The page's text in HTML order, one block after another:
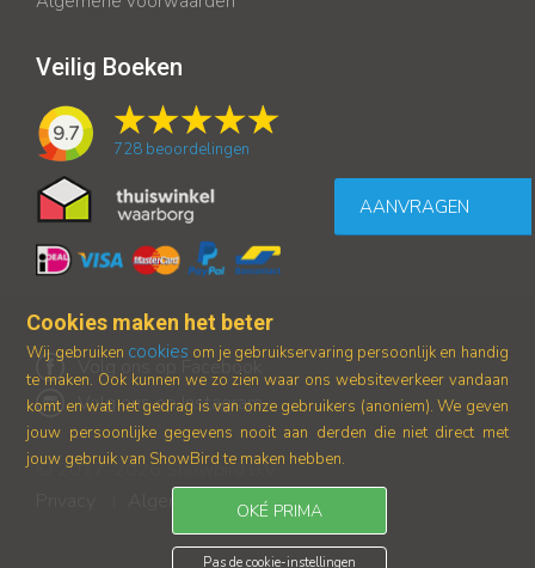
AANVRAGEN
Veilig Boeken
9.7
728 beoordelingen
© 2017-2026 Showbird B.V.
Algemene voorwaarden
Volg ons op Facebook
Volg ons op Instagram
Cookies maken het beter
Wij gebruiken cookies om je gebruikservaring persoonlijk en handig
te maken. Ook kunnen we zo zien waar ons websiteverkeer vandaan
komt en wat het gedrag is van onze gebruikers (anoniem). We geven
jouw persoonlijke gegevens nooit aan derden die niet direct met
jouw gebruik van ShowBird te maken hebben.
OKÉ PRIMA
Pas de cookie-instellingen